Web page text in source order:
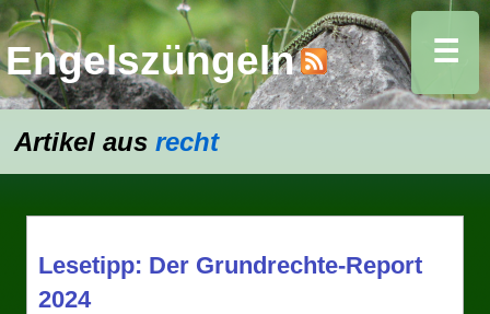
Engelszüngeln
Artikel aus recht
Lesetipp: Der Grundrechte-Report
2024
☰